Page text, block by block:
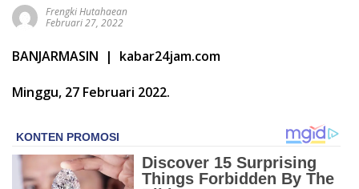
Frengki Hutahaean
Februari 27, 2022
BANJARMASIN | kabar24jam.com
Minggu, 27 Februari 2022.